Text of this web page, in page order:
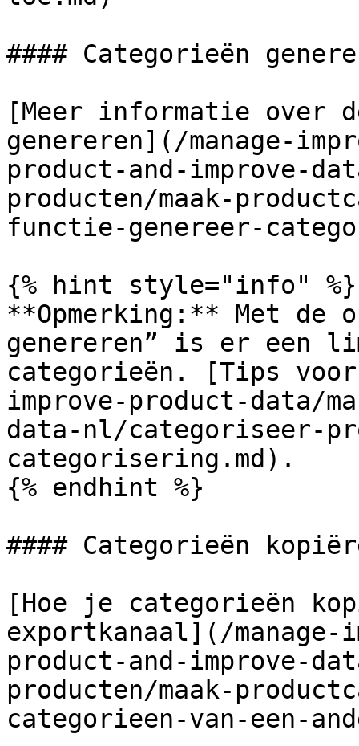
#### Categorieën
[Meer informatie over
genereren](/manage-
product-and-improve-
producten/maak-
functie-genereer-
{% hint style="info" %}
**Opmerking:** Met de
genereren” is er een
categorieën. [Tips
improve-product-data/
data-nl/categoriseer-
categorisering.md).
{% endhint %}
#### Categorieën
[Hoe je categorieën
exportkanaal](/manage-
product-and-improve-
producten/maak-
categorieen-van-een-